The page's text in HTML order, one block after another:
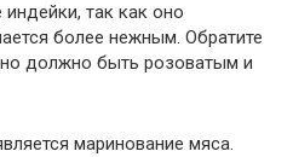
так как оно
более нежным. Обратите
должно быть розоватым и
маринование мяса.